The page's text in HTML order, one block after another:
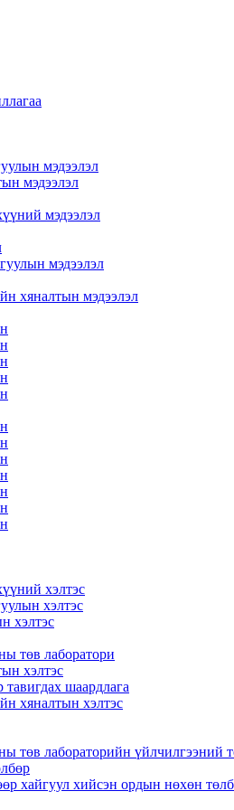
мэдээлэл
мэдээлэл
мэдээлэл
мэдээлэл
хяналтын мэдээлэл
хэлтэс
хэлтэс
хэлтэс
төв лаборатори
хэлтэс
шаардлага
хяналтын хэлтэс
төв лабораторийн үйлчилгээний
хайгуул хийсэн ордын нөхөн